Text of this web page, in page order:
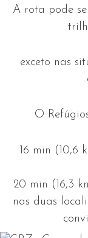
A rota pode
exceto nas
O
16 min ( 10,6
20 min ( 16,3
nas duas